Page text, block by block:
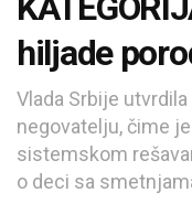
hiljade
Vlada Srbije
negovatelju, čime
sistemskom
o deci sa